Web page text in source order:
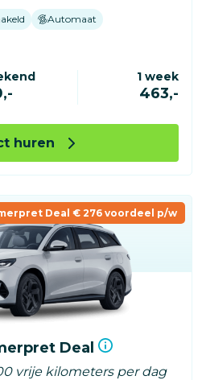
Automaat
1 week
463,-
huren
Deal € 276 voordeel p/w
Deal
vrije kilometers per dag